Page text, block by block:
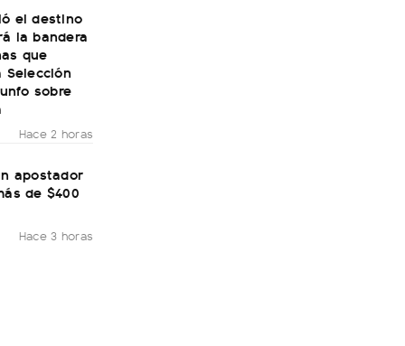
el destino
la bandera
que
sobre
Hace 2 horas
apostador
de $400
Hace 3 horas